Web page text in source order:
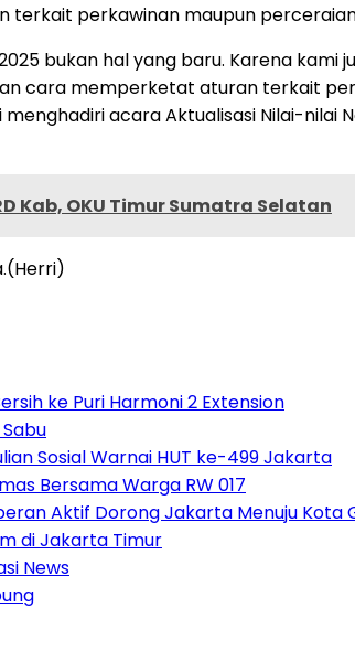
terkait perkawinan maupun
bukan hal yang baru. Karena
cara memperketat aturan terkait
acara Aktualisasi Nilai-nilai
Kab, OKU Timur Sumatra Selatan
ke Puri Harmoni 2 Extension
Sosial Warnai HUT ke-499 Jakarta
Bersama Warga RW 017
Aktif Dorong Jakarta Menuju Kota
di Jakarta Timur
News